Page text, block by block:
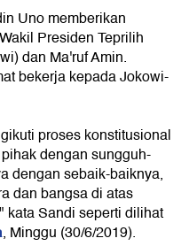
Uno memberikan
Presiden Teprilih
dan Ma'ruf Amin.
bekerja kepada Jokowi-
proses konstitusional
dengan sungguh-
dengan sebaik-baiknya,
dan bangsa di atas
kata Sandi seperti dilihat
, Minggu (30/6/2019).